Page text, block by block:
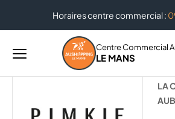
Horaires centre commercial :
Menu
principal
Centre Commercial
LE MANS
... PIMKIE
LA